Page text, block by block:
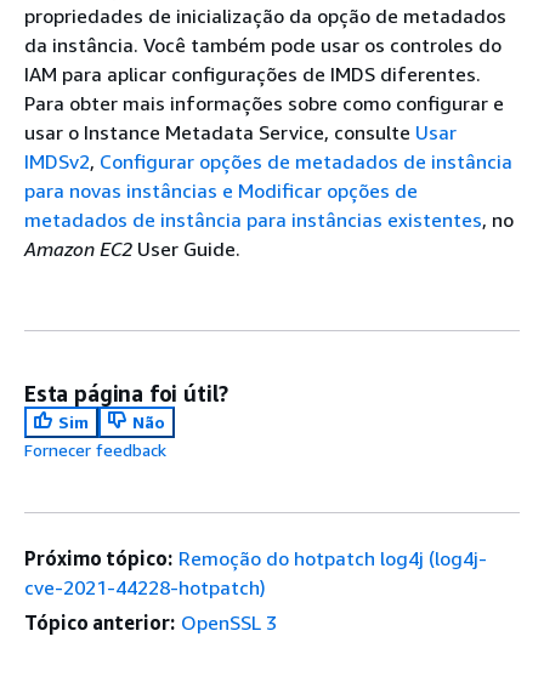
propriedades de inicialização da opção de metadados
da instância. Você também pode usar os controles do
IAM para aplicar configurações de IMDS diferentes.
Para obter mais informações sobre como configurar e
usar o Instance Metadata Service, consulte Usar
IMDSv2, Configurar opções de metadados de instância
para novas instâncias e Modificar opções de
metadados de instância para instâncias existentes, no
Amazon EC2 User Guide.
Esta página foi útil?
Sim
Não
Fornecer feedback
Próximo tópico: Remoção do hotpatch log4j (log4j-
cve-2021-44228-hotpatch)
Tópico anterior: OpenSSL 3